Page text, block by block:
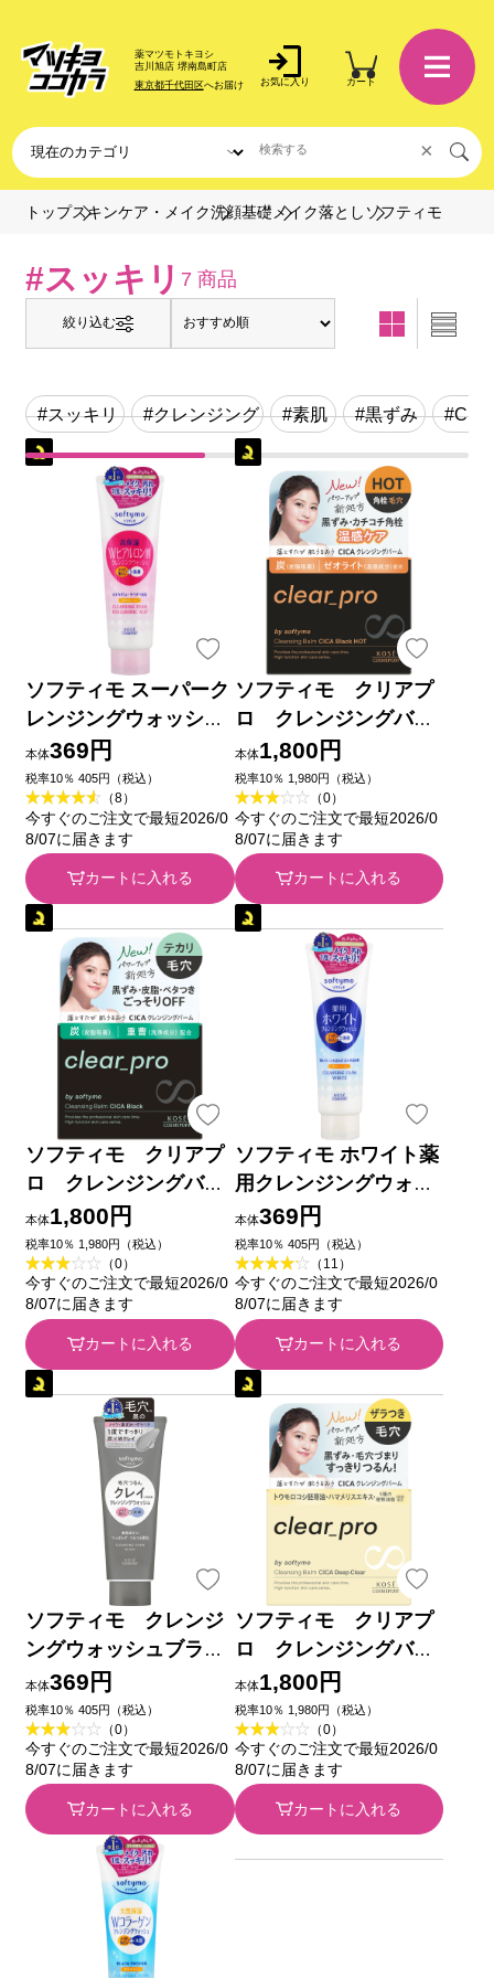
薬マツモトキヨシ
吉川旭店 堺南島町店
東京都千代田区へお届け お気に入り カート
×
トップスキンケア・メイク洗顔基礎 メイク落とし ソフティモ
#スッキリ 7 商品
絞り込む
#スッキリ #クレンジング #素肌 #黒ずみ
ソフティモ スーパーク
レンジングウォッシュ
H (ヒアルロン酸) １９
０ｇ ＫＯＳＥコスメポ
ート
本体369円
税率10％ 405円（税込）
（8）
今すぐのご注文で最短2026/0
8/07に届きます
カートに入れる
ソフティモ クリアプ
ロ クレンジングバー
ム ＣＩＣＡ ブラッ
クホット ９０ｇ ＫＯ
ＳＥコスメポート
本体1,800円
税率10％ 1,980円（税込）
（0）
今すぐのご注文で最短2026/0
8/07に届きます
カートに入れる
ソフティモ クリアプ
ロ クレンジングバー
ム ＣＩＣＡ ブラッ
ク ９０ｇ ＫＯＳＥコ
スメポート
本体1,800円
税率10％ 1,980円（税込）
（0）
今すぐのご注文で最短2026/0
8/07に届きます
カートに入れる
ソフティモ ホワイト薬
用クレンジングウォッ
シュ ホワイト １９０
ｇ ＫＯＳＥコスメポー
ト (医薬部外品)
本体369円
税率10％ 405円（税込）
（11）
今すぐのご注文で最短2026/0
8/07に届きます
カートに入れる
ソフティモ クレンジ
ングウォッシュブラッ
ク １６０ｇ ＫＯＳＥ
コスメポート (医薬部
外品)
本体369円
税率10％ 405円（税込）
（0）
今すぐのご注文で最短2026/0
8/07に届きます
カートに入れる
ソフティモ クリアプ
ロ クレンジングバー
ム ＣＩＣＡ ディー
プクリア ９０ｇ ＫＯ
ＳＥコスメポート
本体1,800円
税率10％ 1,980円（税込）
（0）
今すぐのご注文で最短2026/0
8/07に届きます
カートに入れる